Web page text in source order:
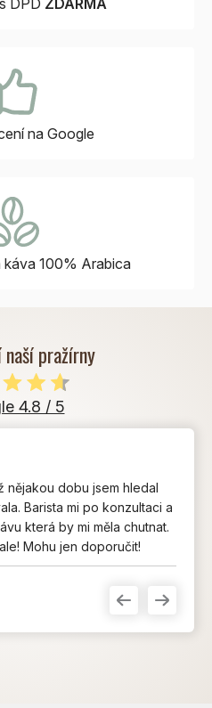
DPD ZDARMA
na Google
káva 100% Arabica
naší pražírny
4.8 / 5
nějakou dobu jsem hledal
Barista mi po konzultaci a
která by mi měla chutnat.
Mohu jen doporučit!